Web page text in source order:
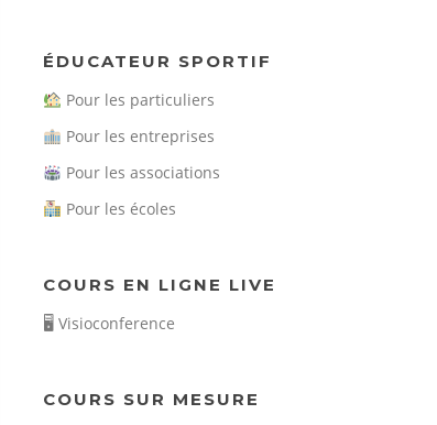
ÉDUCATEUR SPORTIF
Pour les particuliers
Pour les entreprises
Pour les associations
Pour les écoles
COURS EN LIGNE LIVE
🖥️ Visioconference
COURS SUR MESURE